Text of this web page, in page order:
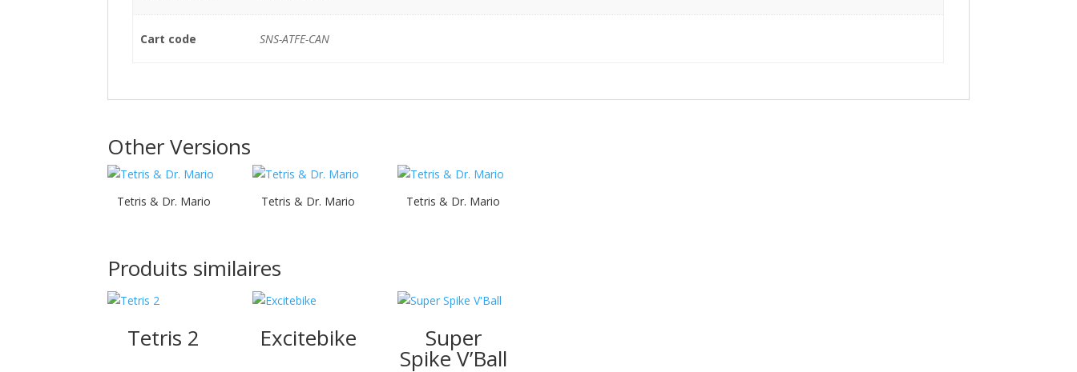
Cart code SNS-ATFE-CAN
Other Versions
Tetris & Dr. Mario Tetris & Dr. Mario Tetris & Dr. Mario
Produits similaires
Tetris 2 Excitebike Super
Spike V’Ball